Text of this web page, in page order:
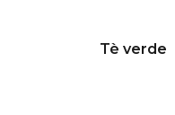
Tè verde